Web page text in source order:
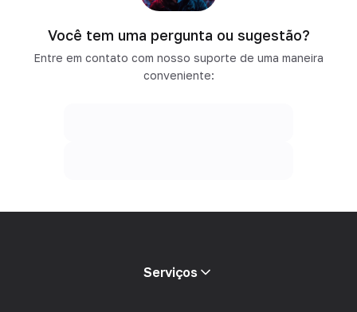
Você tem uma pergunta ou sugestão?
Entre em contato com nosso suporte de uma maneira
conveniente:
Serviços